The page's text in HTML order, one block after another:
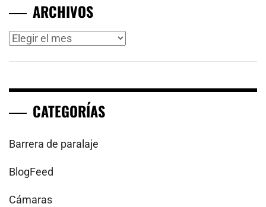
ARCHIVOS
Archivos
CATEGORÍAS
Barrera de paralaje
BlogFeed
Cámaras